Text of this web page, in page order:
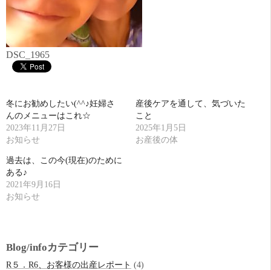
DSC_1965
冬にお勧めしたい(^^♪妊婦さ
んのメニューはこれ☆
2023年11月27日
お知らせ
産後ケアを通して、気づいた
こと
2025年1月5日
お産後の体
過去は、この今(現在)のために
ある♪
2021年9月16日
お知らせ
Blog/infoカテゴリー
R５．R6、お客様の出産レポート (4)